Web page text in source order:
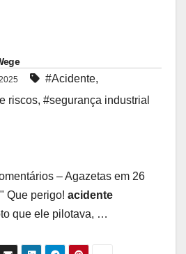
#Acidente,
riscos, #segurança industrial
– Agazetas em 26
Que perigo! acidente
que ele pilotava, …